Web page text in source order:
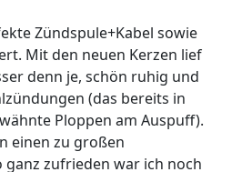
Zündspule+Kabel sowie
Mit den neuen Kerzen lief
denn je, schön ruhig und
(das bereits in
Ploppen am Auspuff).
einen zu großen
ganz zufrieden war ich noch